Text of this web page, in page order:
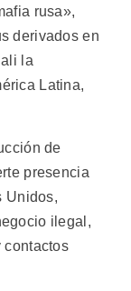
rusa»,
derivados en
la
Latina,
de
presencia
Unidos,
ilegal,
contactos